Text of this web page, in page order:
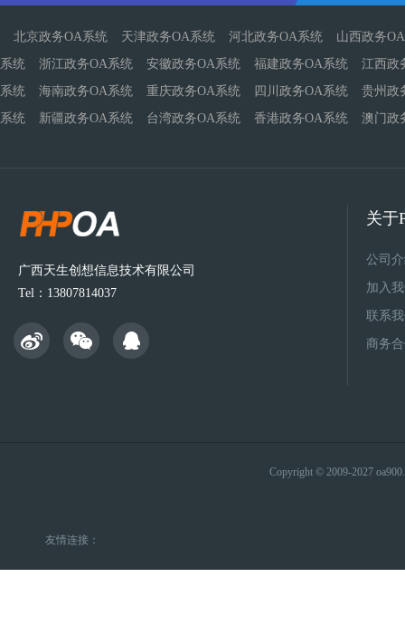
北京政务OA系统 天津政务OA系统 河北政务OA系统
山西政务
系统
浙江政务OA系统 安徽政务OA系统 福建政务OA系统
江西政
系统
海南政务OA系统 重庆政务OA系统 四川政务OA系统
贵州政
系统
新疆政务OA系统 台湾政务OA系统 香港政务OA系统 澳门政
广西天生创想信息技术有限公司
Tel：13807814037
关于
公司
加入
联系
商务
Copyright © 2009-2027
友情连接：